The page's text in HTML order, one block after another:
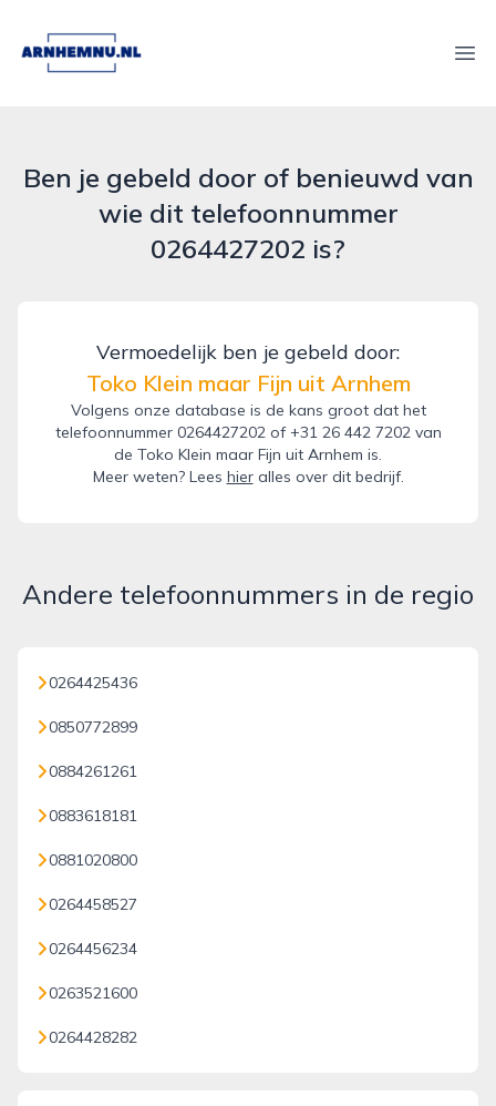
arnhemnu.nl
Ben je gebeld door of benieuwd van
wie dit telefoonnummer
0264427202 is?
Vermoedelijk ben je gebeld door:
Toko Klein maar Fijn uit Arnhem
Volgens onze database is de kans groot dat het
telefoonnummer 0264427202 of +31 26 442 7202 van
de Toko Klein maar Fijn uit Arnhem is.
Meer weten? Lees hieralles over dit bedrijf.
Andere telefoonnummers in de regio
0264425436
0850772899
0884261261
0883618181
0881020800
0264458527
0264456234
0263521600
0264428282